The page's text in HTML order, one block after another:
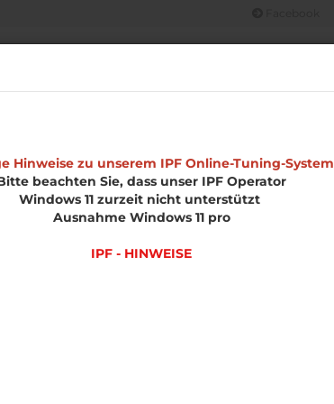
Hinweise zu unserem IPF Online-Tuning-System
beachten Sie, dass unser IPF Operator
Windows 11 zurzeit nicht unterstützt
Ausnahme Windows 11 pro
IPF - HINWEISE
» GT » Motorenteile